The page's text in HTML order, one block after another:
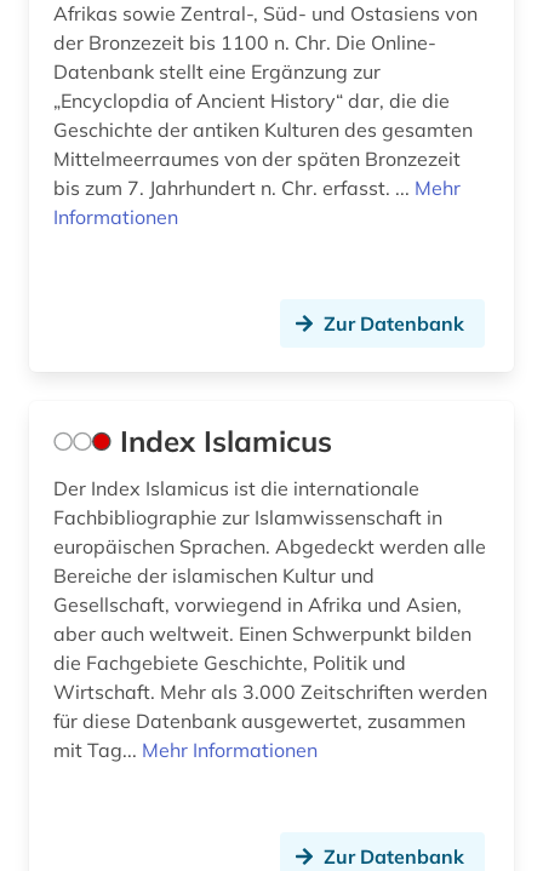
Afrikas sowie Zentral-, Süd- und Ostasiens von
der Bronzezeit bis 1100 n. Chr. Die Online-
Datenbank stellt eine Ergänzung zur
„Encyclopdia of Ancient History“ dar, die die
Geschichte der antiken Kulturen des gesamten
Mittelmeerraumes von der späten Bronzezeit
bis zum 7. Jahrhundert n. Chr. erfasst. ... Mehr
Informationen
Zur Datenbank
Index Islamicus
Der Index Islamicus ist die internationale
Fachbibliographie zur Islamwissenschaft in
europäischen Sprachen. Abgedeckt werden alle
Bereiche der islamischen Kultur und
Gesellschaft, vorwiegend in Afrika und Asien,
aber auch weltweit. Einen Schwerpunkt bilden
die Fachgebiete Geschichte, Politik und
Wirtschaft. Mehr als 3.000 Zeitschriften werden
für diese Datenbank ausgewertet, zusammen
mit Tag... Mehr Informationen
Zur Datenbank